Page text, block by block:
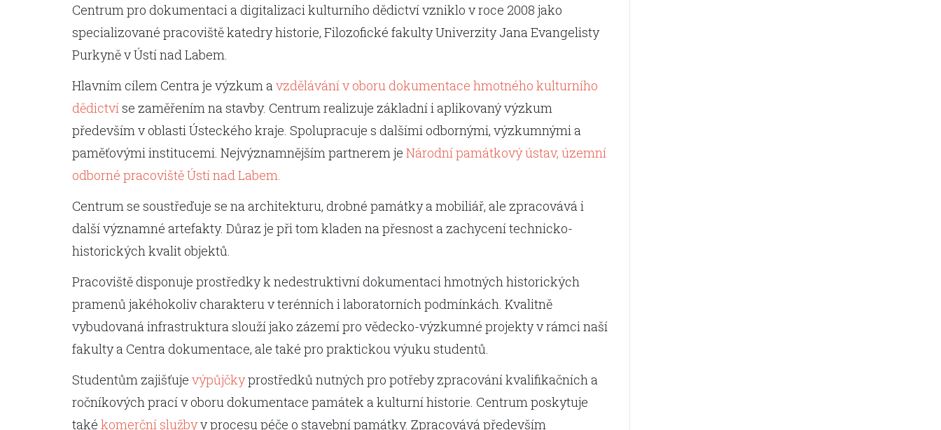
Centrum pro dokumentaci a digitalizaci kulturního dědictví vzniklo v roce 2008 jako
specializované pracoviště katedry historie, Filozofické fakulty Univerzity Jana Evangelisty
Purkyně v Ústí nad Labem.
Hlavním cílem Centra je výzkum avzdělávání v oboru dokumentace hmotného kulturního
dědictvíse zaměřením na stavby. Centrum realizuje základní i aplikovaný výzkum
především v oblasti Ústeckého kraje. Spolupracuje s dalšími odbornými, výzkumnými a
paměťovými institucemi. Nejvýznamnějším partnerem je Národní památkový ústav, územní
odborné pracoviště Ústí nad Labem.
Centrum se soustřeďuje se na architekturu, drobné památky a mobiliář, ale zpracovává i
další významné artefakty. Důraz je při tom kladen na přesnost a zachycení technicko-
historických kvalit objektů.
Pracoviště disponuje prostředky k nedestruktivní dokumentaci hmotných historických
pramenů jakéhokoliv charakteru v terénních i laboratorních podmínkách. Kvalitně
vybudovaná infrastruktura slouží jako zázemí pro vědecko-výzkumné projekty v rámci naší
fakulty a Centra dokumentace, ale také pro praktickou výuku studentů.
Studentům zajišťuje výpůjčkyprostředků nutných pro potřeby zpracování kvalifikačních a
ročníkových prací v oboru dokumentace památek a kulturní historie. Centrum poskytuje
také komerční službyv procesu péče o stavební památky. Zpracovává především